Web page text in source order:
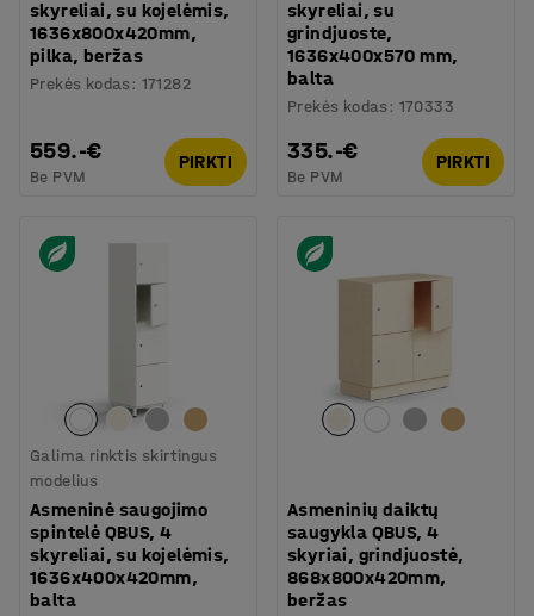
skyreliai, su kojelėmis,
1636x800x420mm,
pilka, beržas
Prekės kodas : 171282
559.-€
Be PVM
PIRKTI
skyreliai, su
grindjuoste,
1636x400x570 mm,
balta
Prekės kodas : 170333
335.-€
Be PVM
PIRKTI
Galima rinktis skirtingus
modelius
Asmeninė saugojimo
spintelė QBUS, 4
skyreliai, su kojelėmis,
1636x400x420mm,
balta
Asmeninių daiktų
saugykla QBUS, 4
skyriai, grindjuostė,
868x800x420mm,
beržas